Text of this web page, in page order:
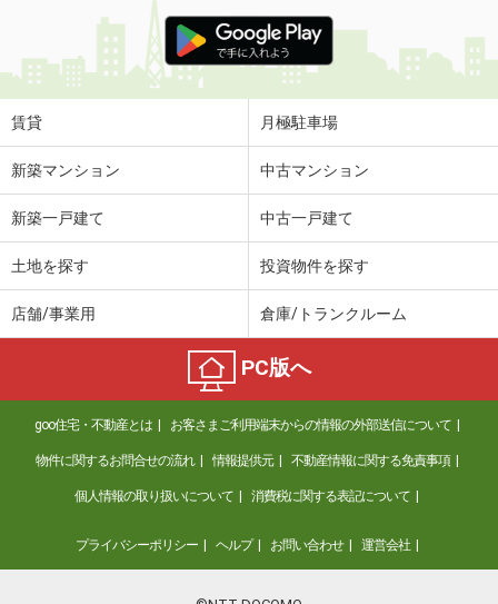
賃貸 月極駐車場
新築マンション 中古マンション
新築一戸建て 中古一戸建て
土地を探す 投資物件を探す
店舗/事業用 倉庫/トランクルーム
PC版へ
goo住宅・不動産とは お客さまご利用端末からの情報の外部送信について
物件に関するお問合せの流れ 情報提供元 不動産情報に関する免責事項
個人情報の取り扱いについて 消費税に関する表記について
プライバシーポリシー ヘルプ お問い合わせ 運営会社